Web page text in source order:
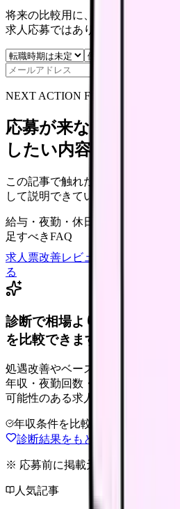
将来の比較用に、転職時期と気に
求人応募ではありません。
NEXT ACTION FOR CLINICS
応募が来ない求人票
したい内容に直せます
この記事で触れた不安を、自院の
して説明できていますか？
給与・夜勤・休日の見せ方 応募前
足すべきFAQ
求人票改善レビューの見積もりを依
る
診断で相場より低いと感じ
を比較できます。
処遇改善やベースアップは職場ご
年収・夜勤回数・希望条件を整理
可能性のある求人を相談できます。
年収条件を比較
診断結果をもとに職場を相談する
※ 応募前に掲載元の最新情報を確
人気記事